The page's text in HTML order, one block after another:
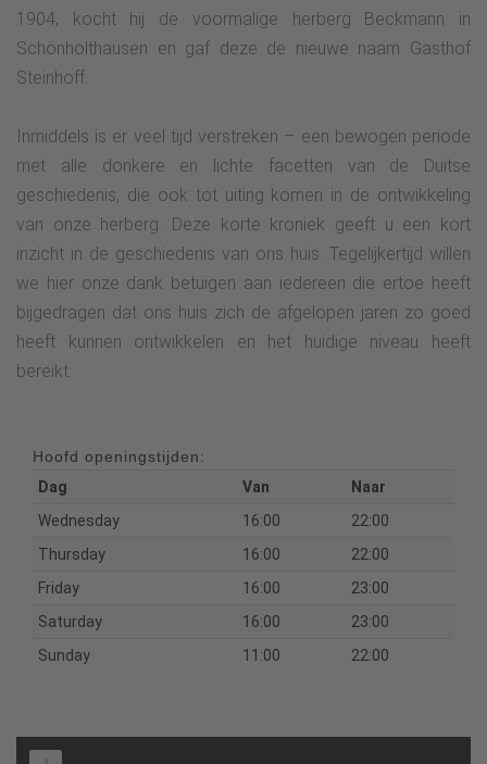
1904, kocht hij de voormalige herberg Beckmann in
Schönholthausen en gaf deze de nieuwe naam Gasthof
Steinhoff.
Inmiddels is er veel tijd verstreken – een bewogen periode
met alle donkere en lichte facetten van de Duitse
geschiedenis, die ook tot uiting komen in de ontwikkeling
van onze herberg. Deze korte kroniek geeft u een kort
inzicht in de geschiedenis van ons huis. Tegelijkertijd willen
we hier onze dank betuigen aan iedereen die ertoe heeft
bijgedragen dat ons huis zich de afgelopen jaren zo goed
heeft kunnen ontwikkelen en het huidige niveau heeft
bereikt.
Hoofd openingstijden:
Dag
Van
Naar
Wednesday
16:00
22:00
Thursday
16:00
22:00
Friday
16:00
23:00
Saturday
16:00
23:00
Sunday
11:00 22:00